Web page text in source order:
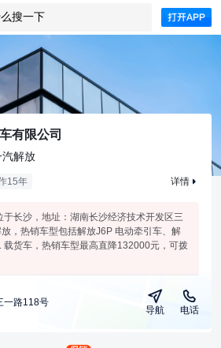
搜一下
有限公司
汽解放
15年 详情
长沙，地址：湖南长沙经济技术开发区三
，热销车型包括解放J6P 电动牵引车、解
载货车，热销车型最高直降132000元，可拨
一路118号
导航 电话